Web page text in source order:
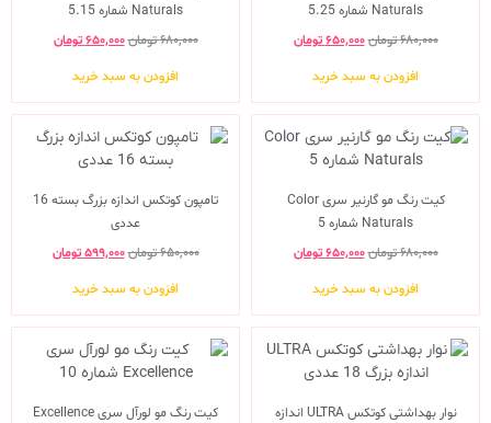
Naturals شماره 5.25
۶۸۰,۰۰۰تومان۶۵۰,۰۰۰ تومان
افزودن به سبد خرید
Naturals شماره 5.15
۶۸۰,۰۰۰تومان۶۵۰,۰۰۰ تومان
افزودن به سبد خرید
کیت رنگ مو گارنیر سری Color
Naturals شماره 5
۶۸۰,۰۰۰تومان۶۵۰,۰۰۰ تومان
افزودن به سبد خرید
تامپون کوتکس اندازه بزرگ بسته 16
عددی
۶۵۰,۰۰۰تومان۵۹۹,۰۰۰ تومان
افزودن به سبد خرید
نوار بهداشتی کوتکس ULTRA اندازه
کیت رنگ مو لورآل سری Excellence